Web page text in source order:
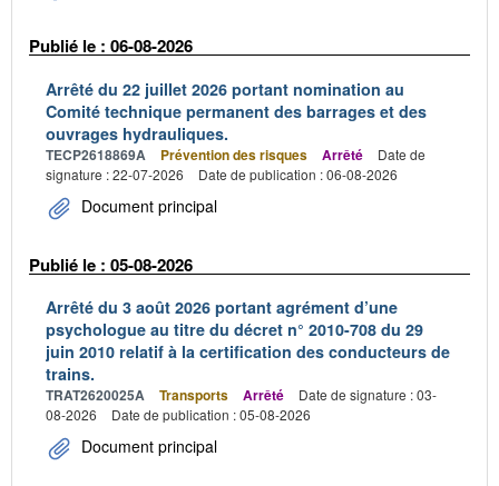
Publié le : 06-08-2026
Arrêté du 22 juillet 2026 portant nomination au
Comité technique permanent des barrages et des
ouvrages hydrauliques.
TECP2618869A Prévention des risques Arrêté
Date de
signature : 22-07-2026
Date de publication : 06-08-2026
Document principal
Publié le : 05-08-2026
Arrêté du 3 août 2026 portant agrément d’une
psychologue au titre du décret n° 2010-708 du 29
juin 2010 relatif à la certification des conducteurs de
trains.
TRAT2620025A Transports Arrêté
Date de signature : 03-
08-2026
Date de publication : 05-08-2026
Document principal